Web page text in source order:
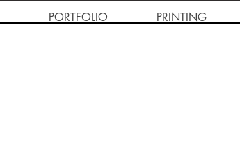
PORTFOLIO PRINTING